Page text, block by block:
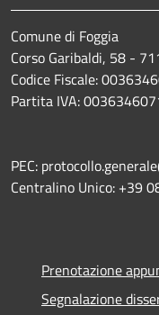
Comune di Foggia
Corso Garibaldi, 58 -
Codice Fiscale:
Partita IVA:
PEC:
Centralino Unico: +39
Prenotazione
Segnalazione